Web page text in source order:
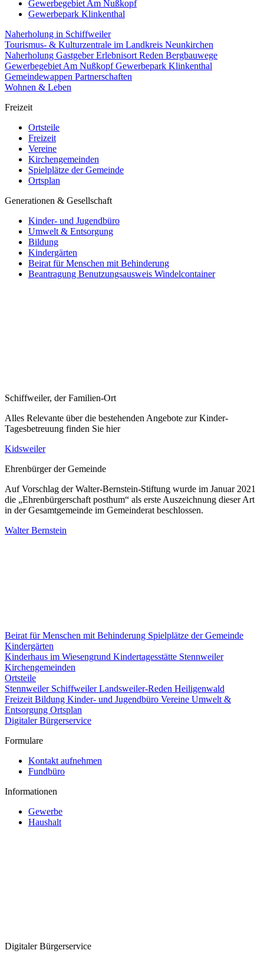
Gewerbegebiet Am Nußkopf
Gewerbepark Klinkenthal
Naherholung in Schiffweiler
Tourismus- & Kulturzentrale im Landkreis Neunkirchen
Naherholung GastgeberErlebnisort Reden Bergbauwege
Gewerbegebiet Am NußkopfGewerbepark Klinkenthal
Gemeindewappen Partnerschaften
Wohnen & Leben
Freizeit
Ortsteile
Freizeit
Vereine
Kirchengemeinden
Spielplätze der Gemeinde
Ortsplan
Generationen & Gesellschaft
Kinder- und Jugendbüro
Umwelt & Entsorgung
Bildung
Kindergärten
Beirat für Menschen mit Behinderung
Beantragung Benutzungsausweis Windelcontainer
Schiffweiler, der Familien-Ort
Alles Relevante über die bestehenden Angebote zur Kinder-
Tagesbetreuung finden Sie hier
Kidsweiler
Ehrenbürger der Gemeinde
Auf Vorschlag der Walter-Bernstein-Stiftung wurde im Januar 2021
die „Ehrenbürgerschaft posthum“ als erste Auszeichnung dieser Art
in der Gesamtgemeinde im Gemeinderat beschlossen.
Walter Bernstein
Beirat für Menschen mit Behinderung Spielplätze der Gemeinde
Kindergärten
Kinderhaus im Wiesengrund Kindertagesstätte Stennweiler
Kirchengemeinden
Ortsteile
Stennweiler SchiffweilerLandsweiler-Reden Heiligenwald
Freizeit Bildung Kinder- und Jugendbüro Vereine Umwelt &
Entsorgung Ortsplan
Digitaler Bürgerservice
Formulare
Kontakt aufnehmen
Fundbüro
Informationen
Gewerbe
Haushalt
Digitaler Bürgerservice